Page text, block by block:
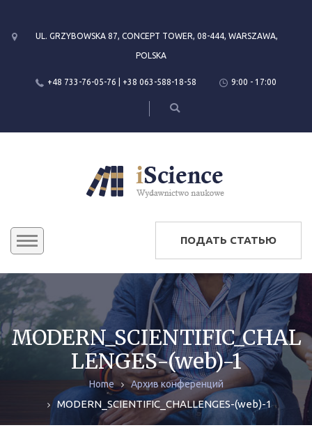
UL. GRZYBOWSKA 87, CONCEPT TOWER, 08-444, WARSZAWA,
POLSKA
+48 733-76-05-76 | +38 063-588-18-58 9:00 - 17:00
КОНФЕРЕНЦИИ
ЖУРНАЛЫ
МОНОГРАФИИ
ПОДАТЬ СТАТЬЮ
MODERN_SCIENTIFIC_CHAL
LENGES-(web)-1
Home Архив конференций
MODERN_SCIENTIFIC_CHALLENGES-(web)-1